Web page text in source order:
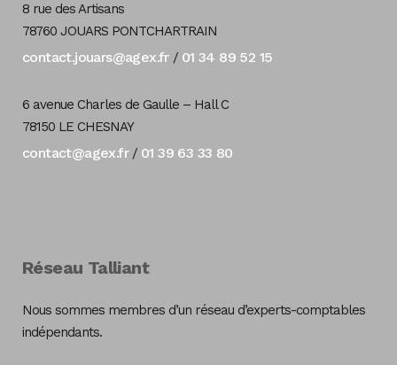
8 rue des Artisans
78760 JOUARS PONTCHARTRAIN
contact.jouars@agex.fr/ 01 34 89 52 15
6 avenue Charles de Gaulle – Hall C
78150 LE CHESNAY
contact@agex.fr/ 01 39 63 33 80
Réseau Talliant
Nous sommes membres d’un réseau d’experts-comptables
indépendants.